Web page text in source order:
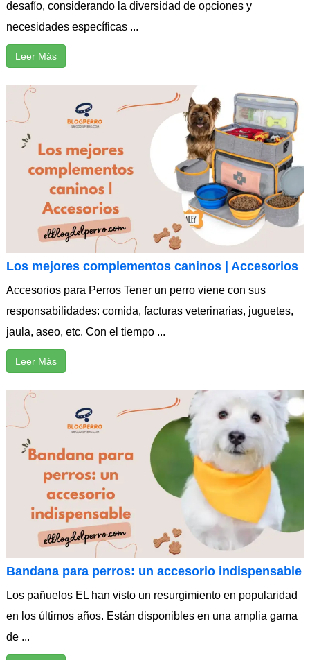
desafío, considerando la diversidad de opciones y
necesidades específicas ...
Leer Más
Los mejores complementos caninos | Accesorios
Accesorios para Perros Tener un perro viene con sus
responsabilidades: comida, facturas veterinarias, juguetes,
jaula, aseo, etc. Con el tiempo ...
Leer Más
Bandana para perros: un accesorio indispensable
Los pañuelos EL han visto un resurgimiento en popularidad
en los últimos años. Están disponibles en una amplia gama
de ...